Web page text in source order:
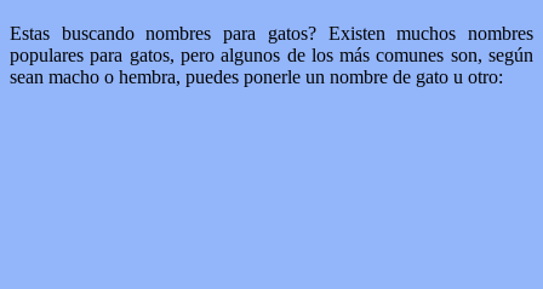
Estas buscando nombres para gatos? Existen muchos nombres
populares para gatos, pero algunos de los más comunes son, según
sean macho o hembra, puedes ponerle un nombre de gato u otro: